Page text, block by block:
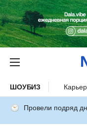
ШОУБИЗ
Провели подряд